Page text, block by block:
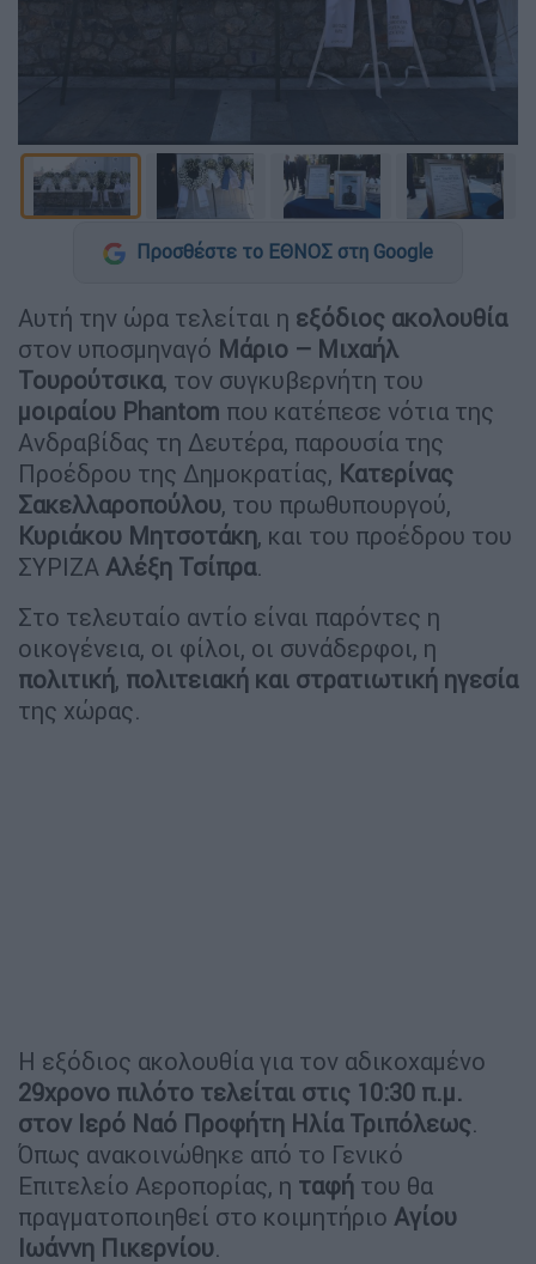
Προσθέστε το ΕΘΝΟΣ στη Google
Αυτή την ώρα τελείται η εξόδιος ακολουθία
στον υποσμηναγό Μάριο – Μιχαήλ
Τουρούτσικα, τον συγκυβερνήτη του
μοιραίου Phantom που κατέπεσε νότια της
Ανδραβίδας τη Δευτέρα, παρουσία της
Προέδρου της Δημοκρατίας, Κατερίνας
Σακελλαροπούλου, του πρωθυπουργού,
Κυριάκου Μητσοτάκη, και του προέδρου του
ΣΥΡΙΖΑ Αλέξη Τσίπρα.
Στο τελευταίο αντίο είναι παρόντες η
οικογένεια, οι φίλοι, οι συνάδερφοι, η
πολιτική, πολιτειακή και στρατιωτική ηγεσία
της χώρας.
Η εξόδιος ακολουθία για τον αδικοχαμένο
29χρονο πιλότο τελείται στις 10:30 π.μ.
στον Ιερό Ναό Προφήτη Ηλία Τριπόλεως.
Όπως ανακοινώθηκε από το Γενικό
Επιτελείο Αεροπορίας, η ταφή του θα
πραγματοποιηθεί στο κοιμητήριο Αγίου
Ιωάννη Πικερνίου.